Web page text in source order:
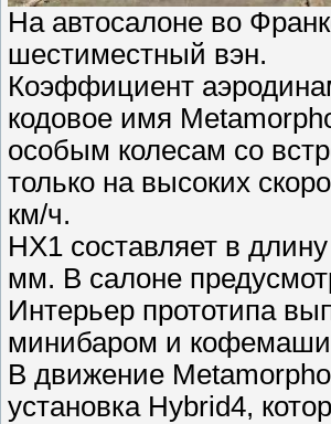
На автосалоне во
шестиместный вэн.
Коэффициент
кодовое имя
особым колесам со
только на высоких
км/ч.
HX1 составляет в
мм. В салоне
Интерьер прототипа
минибаром и
В движение
установка Hybrid4,